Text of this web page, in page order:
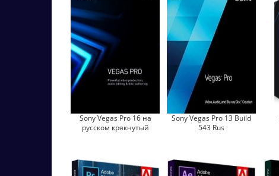
Sony Vegas Pro 16 на
русском крякнутый
Sony Vegas Pro 13 Build
543 Rus